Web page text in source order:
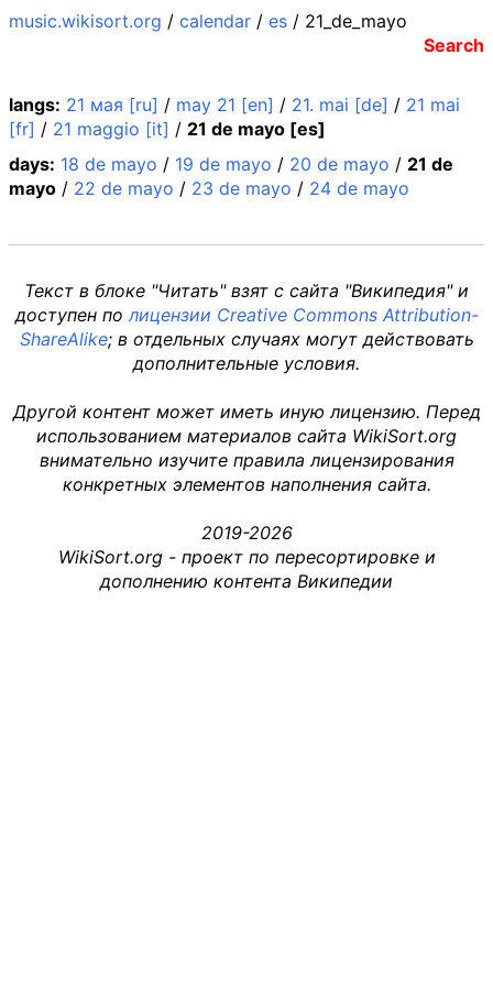
music.wikisort.org / calendar / es / 21_de_mayo
Search
langs: 21 мая [ru] / may 21 [en] / 21. mai [de] / 21 mai
[fr] / 21 maggio [it] / 21 de mayo [es]
days: 18 de mayo / 19 de mayo / 20 de mayo / 21 de
mayo / 22 de mayo / 23 de mayo / 24 de mayo
Текст в блоке "Читать" взят с сайта "Википедия" и
доступен полицензии Creative Commons Attribution-
ShareAlike; в отдельных случаях могут действовать
дополнительные условия.
Другой контент может иметь иную лицензию. Перед
использованием материалов сайта WikiSort.org
внимательно изучите правила лицензирования
конкретных элементов наполнения сайта.
2019-2026
WikiSort.org - проект по пересортировке и
дополнению контента Википедии